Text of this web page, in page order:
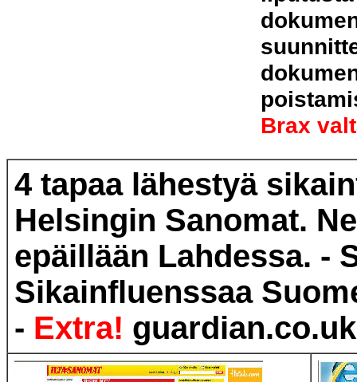
Brax
4 tapaa lähestyä
Helsingin Sanomat.
epäillään Lahdessa. -
Sikainfluenssaa
- Extra!